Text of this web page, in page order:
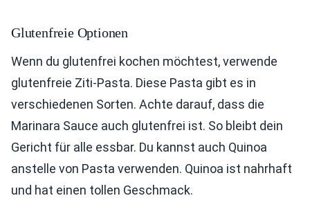
Glutenfreie Optionen
Wenn du glutenfrei kochen möchtest, verwende
glutenfreie Ziti-Pasta. Diese Pasta gibt es in
verschiedenen Sorten. Achte darauf, dass die
Marinara Sauce auch glutenfrei ist. So bleibt dein
Gericht für alle essbar. Du kannst auch Quinoa
anstelle von Pasta verwenden. Quinoa ist nahrhaft
und hat einen tollen Geschmack.